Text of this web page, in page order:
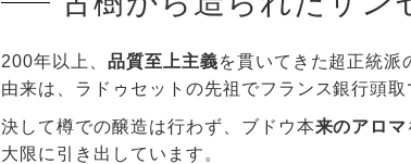
200年以上、 品質至上主義を貫いてきた超正統
由来は、ラドゥセットの先祖でフランス銀行頭
決して樽での醸造は行わず、ブドウ本来のアロマ
大限に引き出しています。